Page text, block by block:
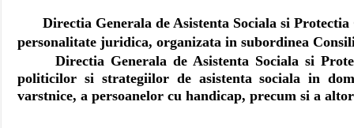
Directia Generala de Asistenta Sociala si
personalitate juridica, organizata in subordinea
Directia Generala de Asistenta Sociala si
politicilor si strategiilor de asistenta sociala in
varstnice, a persoanelor cu handicap, precum si a